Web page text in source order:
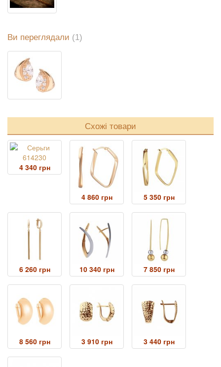
Ви переглядали (1)
Схожі товари
4 340 грн
4 860 грн 5 350 грн
6 260 грн 10 340 грн 7 850 грн
8 560 грн 3 910 грн 3 440 грн